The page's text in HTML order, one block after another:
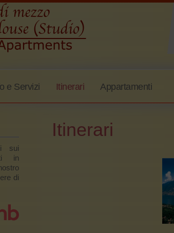
e Servizi Itinerari Appartamenti
sui
in
di
Itinerari